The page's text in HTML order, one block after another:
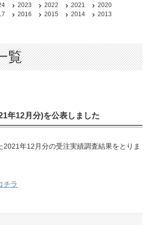
覧
年12月分)を公表しました
2021年12月分の受注実績調査結果をとりま
チラ
2023 2022 2021
2020
2016 2015 2014
2013